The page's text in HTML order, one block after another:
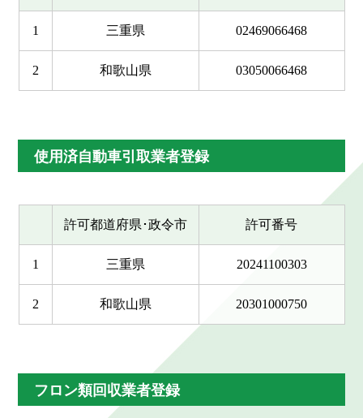
1 三重県 02469066468
2 和歌山県 03050066468
使用済自動車引取業者登録
許可都道府県･政令市 許可番号
1 三重県 20241100303
2 和歌山県 20301000750
フロン類回収業者登録